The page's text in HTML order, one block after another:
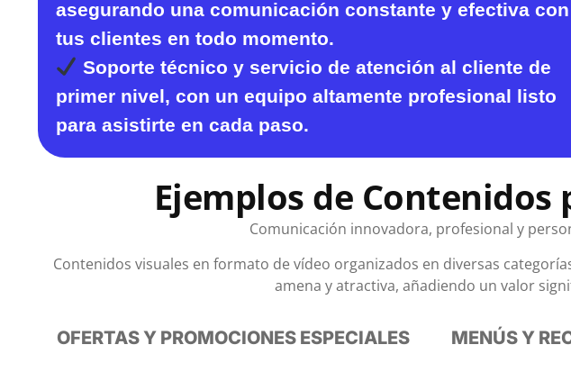
asegurando una comunicación constante y efectiva con
tus clientes en todo momento.
Soporte técnico y servicio de atención al cliente de
primer nivel, con un equipo altamente profesional listo
para asistirte en cada paso.
Ejemplos de
Comunicación innovadora, profesional y
Contenidos visuales en formato de vídeo organizados en diversas
amena y atractiva, añadiendo un valor
OFERTAS Y PROMOCIONES ESPECIALES
MENÚS Y